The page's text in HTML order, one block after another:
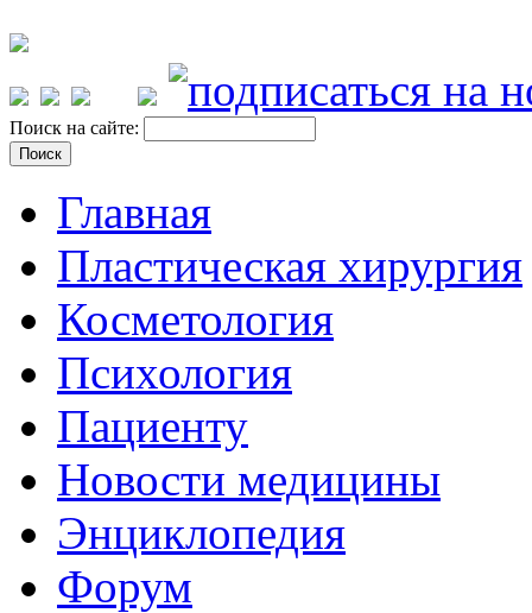
Поиск на сайте:
Главная
Пластическая хирургия
Косметология
Психология
Пациенту
Новости медицины
Энциклопедия
Форум